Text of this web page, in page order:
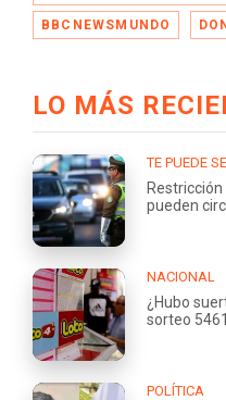
BBCNEWSMUNDO
LO MÁS
TE PUEDE
pueden
NACIONAL
¿Hubo
sorteo
POLÍTICA